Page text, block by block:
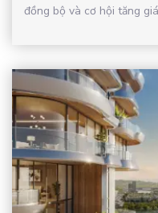
đồng bộ và cơ hội tăng